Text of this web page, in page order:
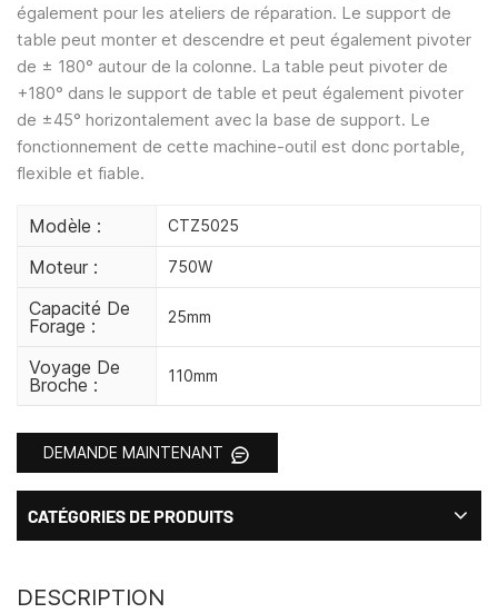
également pour les ateliers de réparation. Le support de
table peut monter et descendre et peut également pivoter
de ± 180° autour de la colonne. La table peut pivoter de
+180° dans le support de table et peut également pivoter
de ±45° horizontalement avec la base de support. Le
fonctionnement de cette machine-outil est donc portable,
flexible et fiable.
Modèle : CTZ5025
Moteur : 750W
Capacité De
Forage :
25mm
Voyage De
Broche :
110mm
DEMANDE MAINTENANT
CATÉGORIES DE PRODUITS
DESCRIPTION